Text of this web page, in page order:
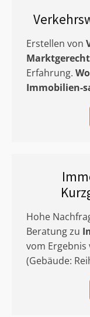
Erstellen von
Erfahrung.
Immobilien-
Hohe
Beratung zu
vom Ergebnis
(Gebäude: